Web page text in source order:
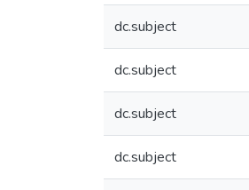
dc.subject
dc.subject
dc.subject
dc.subject